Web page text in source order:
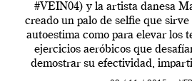
#VEIN04) y la artista danesa
creado un palo de selfie que
autoestima como para elevar los
ejercicios aeróbicos que
demostrar su efectividad,
prueba en el